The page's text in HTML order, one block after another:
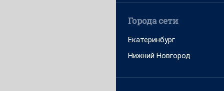
Города сети
Екатеринбург
Нижний Новгород